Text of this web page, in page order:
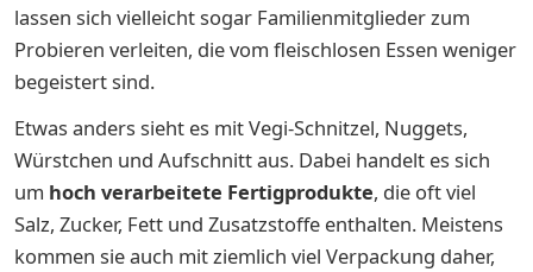
lassen sich vielleicht sogar Familienmitglieder zum
Probieren verleiten, die vom fleischlosen Essen weniger
begeistert sind.
Etwas anders sieht es mit Vegi-Schnitzel, Nuggets,
Würstchen und Aufschnitt aus. Dabei handelt es sich
um hoch verarbeitete Fertigprodukte, die oft viel
Salz, Zucker, Fett und Zusatzstoffe enthalten. Meistens
kommen sie auch mit ziemlich viel Verpackung daher,